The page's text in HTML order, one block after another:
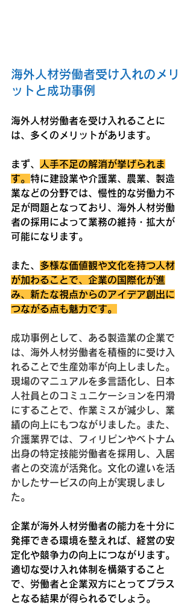
海外人材労働者受け入れのメリ
ットと成功事例
海外人材労働者を受け入れることに
は、多くのメリットがあります。
まず、
人手不足の解消が挙げられま
す。 特に建設業や介護業、農業、製造
業などの分野では、慢性的な労働力不
足が問題となっており、海外人材労働
者の採用によって業務の維持・拡大が
可能になります。
また、 多様な価値観や文化を持つ人材
が加わることで、企業の国際化が進
み、新たな視点からのアイデア創出に
つながる点も魅力です。
成功事例として、ある製造業の企業で
は、海外人材労働者を積極的に受け入
れることで生産効率が向上しました。
現場のマニュアルを多言語化し、日本
人社員とのコミュニケーションを円滑
にすることで、作業ミスが減少し、業
績の向上にもつながりました。また、
介護業界では、フィリピンやベトナム
出身の特定技能労働者を採用し、入居
者との交流が活発化。文化の違いを活
かしたサービスの向上が実現しまし
た。
企業が海外人材労働者の能力を十分に
発揮できる環境を整えれば、経営の安
定化や競争力の向上につながります。
適切な受け入れ体制を構築すること
で、労働者と企業双方にとってプラス
となる結果が得られるでしょう。